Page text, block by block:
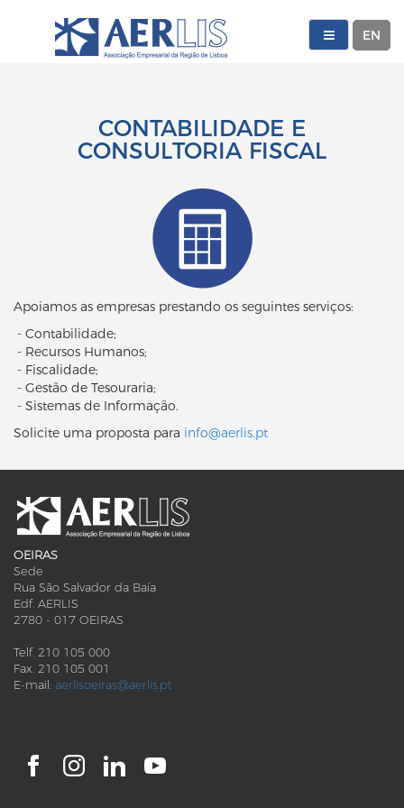
EN
CONTABILIDADE E
CONSULTORIA FISCAL
Apoiamos as empresas prestando os seguintes serviços:
- Contabilidade;
- Recursos Humanos;
- Fiscalidade;
- Gestão de Tesouraria;
- Sistemas de Informação.
Solicite uma proposta para info@aerlis.pt
OEIRAS
Sede
Rua São Salvador da Baía
Edf. AERLIS
2780 - 017 OEIRAS
Telf. 210 105 000
Fax. 210 105 001
E-mail: aerlisoeiras@aerlis.pt